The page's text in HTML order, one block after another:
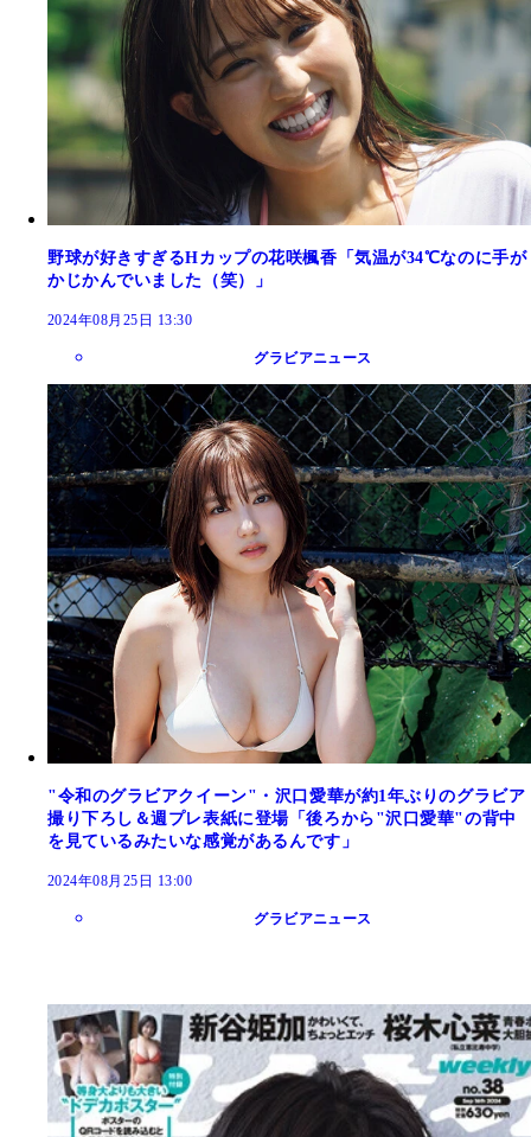
野球が好きすぎるHカップの花咲楓香「気温が34℃なのに手が
かじかんでいました（笑）」
2024年08月25日 13:30
グラビアニュース
"令和のグラビアクイーン"・沢口愛華が約1年ぶりのグラビア
撮り下ろし＆週プレ表紙に登場「後ろから"沢口愛華"の背中
を見ているみたいな感覚があるんです」
2024年08月25日 13:00
グラビアニュース